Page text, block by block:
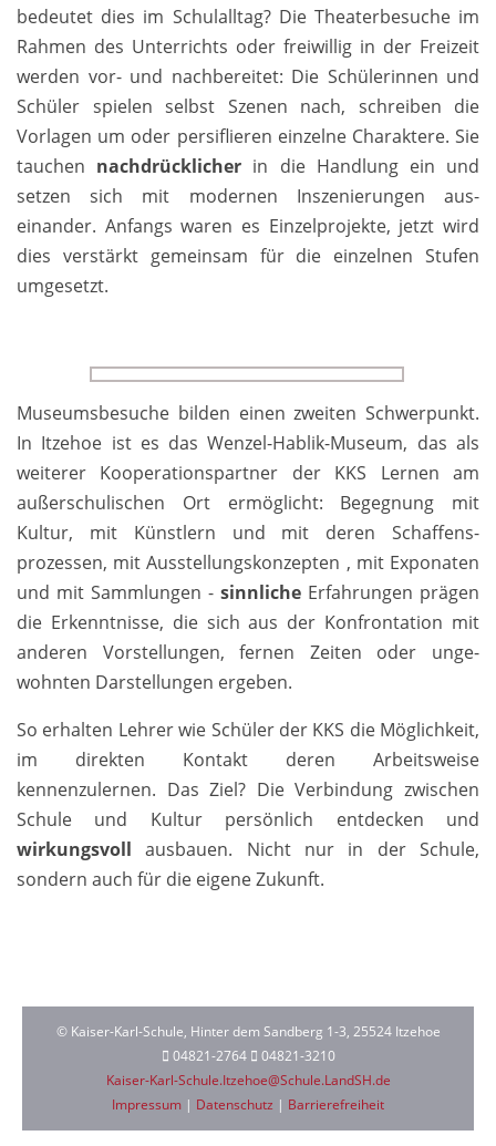
bedeutet dies im Schulalltag? Die Thea­terbesuche im
Rahmen des Unterrichts oder freiwillig in der Freizeit
werden vor- und nachbereitet: Die Schülerinnen und
Schüler spielen selbst Szenen nach, schreiben die
Vorlagen um oder persiflieren einzelne Charaktere. Sie
tauchen nachdrücklicher in die Handlung ein und
setzen sich mit modernen Inszenierungen aus­
einander. Anfangs waren es Einzelprojekte, jetzt wird
dies verstärkt gemeinsam für die einzelnen Stufen
umgesetzt.
Museumsbesuche bilden einen zweiten Schwer­punkt.
In Itzehoe ist es das Wenzel-Hablik-Museum, das als
weiterer Kooperations­partner der KKS Lernen am
außerschulischen Ort ermöglicht: Be­geg­nung mit
Kultur, mit Künstlern und mit deren Schaffens­
prozessen, mit Au­sstellungs­konzepten , mit Exponaten
und mit Sammlungen - sinnliche Erfahrungen prägen
die Erkenntnisse, die sich aus der Konfrontation mit
anderen Vor­stellungen, fernen Zeiten oder unge­
wohnten Dar­stellungen ergeben.
So erhalten Lehrer wie Schüler der KKS die Möglichkeit,
im direkten Kontakt deren Arbeitsweise
kennenzulernen. Das Ziel? Die Verbindung zwischen
Schule und Kultur persönlich entdecken und
wirkungsvoll ausbauen. Nicht nur in der Schule,
sondern auch für die eigene Zukunft.
© Kaiser-Karl-Schule, Hinter dem Sandberg 1-3, 25524 Itzehoe
04821-2764
04821-3210
Kaiser-Karl-Schule.Itzehoe@Schule.LandSH.de
Impressum | Datenschutz | Barrierefreiheit